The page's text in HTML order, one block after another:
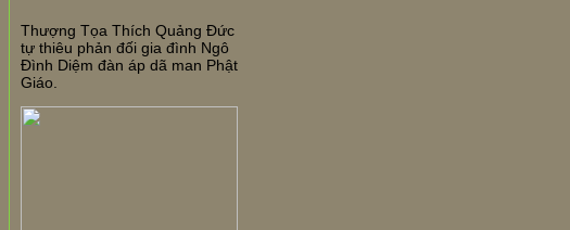
Thượng Tọa Thích Quảng Đức
tự thiêu phản đối gia đình Ngô
Đình Diệm đàn áp dã man Phật
Giáo.